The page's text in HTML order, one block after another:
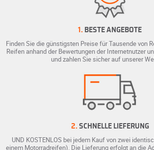
1. BESTE ANGEBOTE
Finden Sie die günstigsten Preise für Tausende von
Reifen anhand der Bewertungen der Internetnutzer
und zahlen Sie sicher auf unserer
2. SCHNELLE LIEFERUNG
UND KOSTENLOS bei jedem Kauf von zwei
einem Motorradreifen). Die Lieferung erfolgt an die